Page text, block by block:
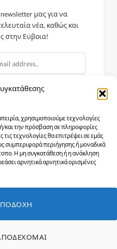
χρησιμοποιούμε τεχνολογίες
και την πρόσβαση σε πληροφορίες
τεχνολογίες θα επιτρέψει σε εμάς
συμπεριφορά περιήγησης ή μοναδικά
Η μη συγκατάθεση ή η ανάκληση
αρνητικά αρνητικά ορισμένες
μας για να
νέα, καθώς και
στην Εϋβοια!
agreement.